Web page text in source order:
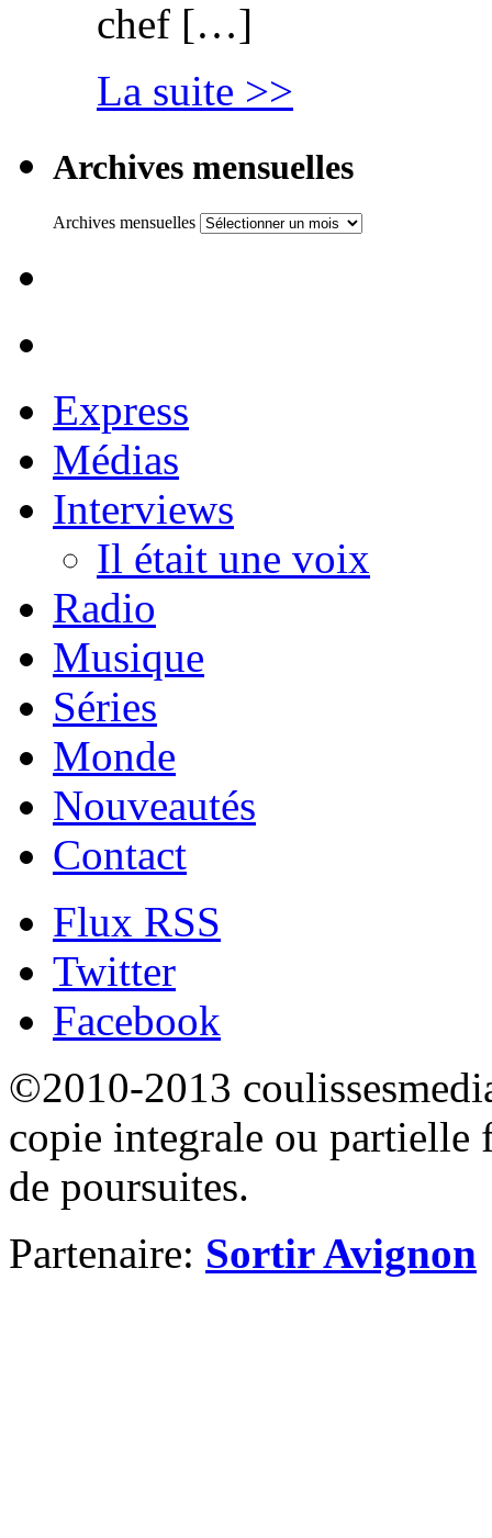
chef […]
La suite >>
Archives mensuelles
Archives mensuelles
Express
Médias
Interviews
Il était une voix
Radio
Musique
Séries
Monde
Nouveautés
Contact
Flux RSS
Twitter
Facebook
©2010-2013
copie integrale ou partielle
de poursuites.
Partenaire: Sortir Avignon